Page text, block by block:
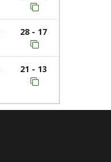
28 - 17
21 - 13